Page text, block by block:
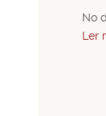
No
Ler